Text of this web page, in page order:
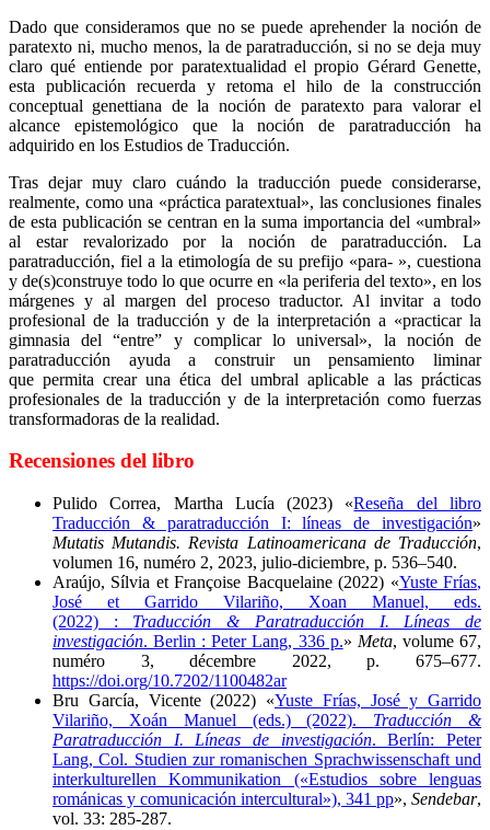
Dado que consideramos que no se puede aprehender la noción de
paratexto ni, mucho menos, la de paratraducción, si no se deja muy
claro qué entiende por paratextualidad el propio Gérard Genette,
esta publicación recuerda y retoma el hilo de la construcción
conceptual genettiana de la noción de paratexto para valorar el
alcance epistemológico que la noción de paratraducción ha
adquirido en los Estudios de Traducción.
Tras dejar muy claro cuándo la traducción puede considerarse,
realmente, como una «práctica paratextual», las conclusiones finales
de esta publicación se centran en la suma importancia del «umbral»
al estar revalorizado por la noción de paratraducción. La
paratraducción, fiel a la etimología de su prefijo «para- », cuestiona
y de(s)construye todo lo que ocurre en «la periferia del texto», en los
márgenes y al margen del proceso traductor. Al invitar a todo
profesional de la traducción y de la interpretación a «practicar la
gimnasia del “entre” y complicar lo universal», la noción de
paratraducción ayuda a construir un pensamiento liminar
que permita crear una ética del umbral aplicable a las prácticas
profesionales de la traducción y de la interpretación como fuerzas
transformadoras de la realidad.
Recensiones del libro
Pulido Correa, Martha Lucía (2023) «Reseña del libro
Traducción & paratraducción I: líneas de investigación»
Mutatis Mutandis. Revista Latinoamericana de Traducción,
volumen 16, numéro 2, 2023, julio-diciembre, p. 536–540.
Araújo, Sílvia et Françoise Bacquelaine (2022) «Yuste Frías,
José et Garrido Vilariño, Xoan Manuel, eds.
(2022) : Traducción & Paratraducción I. Líneas de
investigación. Berlin : Peter Lang, 336 p.» Meta, volume 67,
numéro 3, décembre 2022, p. 675–677.
https://doi.org/10.7202/1100482ar
Bru García, Vicente (2022) «Yuste Frías, José y Garrido
Vilariño, Xoán Manuel (eds.) (2022). Traducción &
Paratraducción I. Líneas de investigación. Berlín: Peter
Lang, Col. Studien zur romanischen Sprachwissenschaft und
interkulturellen Kommunikation («Estudios sobre lenguas
románicas y comunicación intercultural»), 341 pp», Sendebar,
vol. 33: 285-287.